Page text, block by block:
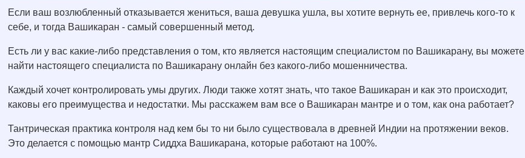
Если ваш возлюбленный отказывается жениться, ваша девушка ушла, вы хотите вернуть ее, привлечь кого-то к
себе, и тогда Вашикаран - самый совершенный метод.
Есть ли у вас какие-либо представления о том, кто является настоящим специалистом по Вашикарану, вы можете
найти настоящего специалиста по Вашикарану онлайн без какого-либо мошенничества.
Каждый хочет контролировать умы других. Люди также хотят знать, что такое Вашикаран и как это происходит,
каковы его преимущества и недостатки. Мы расскажем вам все о Вашикаран мантре и о том, как она работает?
Тантрическая практика контроля над кем бы то ни было существовала в древней Индии на протяжении веков.
Это делается с помощью мантр Сиддха Вашикарана, которые работают на 100%.